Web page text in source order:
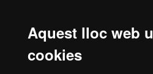
Aquest lloc web
cookies
107583 - Ciutats, Globalització i
104273 - Demografia Local Aplicada
104270 - Mobilitat Sostenible i